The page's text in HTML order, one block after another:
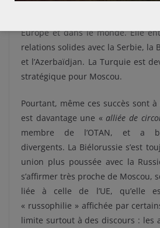
Europe et dans le monde. Elle
relations solides avec la Serbie, la
et l’Azerbaïdjan. La Turquie est
stratégique pour Moscou.
Pourtant, même ces succès sont
est davantage une «alliée de
membre de l’OTAN, et a
divergents. La Biélorussie s’est
union plus poussée avec la
s’affirmer très proche de Moscou,
liée à celle de l’UE, qu’elle
« russophilie » affichée par
limite surtout à des discours : les